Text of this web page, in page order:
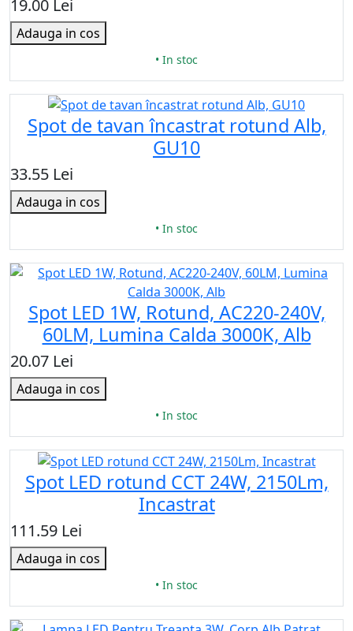
19.00 Lei
Adauga in cos
• In stoc
Spot de tavan încastrat rotund Alb,
GU10
33.55 Lei
Adauga in cos
• In stoc
Spot LED 1W, Rotund, AC220-240V,
60LM, Lumina Calda 3000K, Alb
20.07 Lei
Adauga in cos
• In stoc
Spot LED rotund CCT 24W, 2150Lm,
Incastrat
111.59 Lei
Adauga in cos
• In stoc